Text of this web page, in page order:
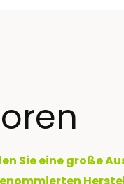
Sie eine große